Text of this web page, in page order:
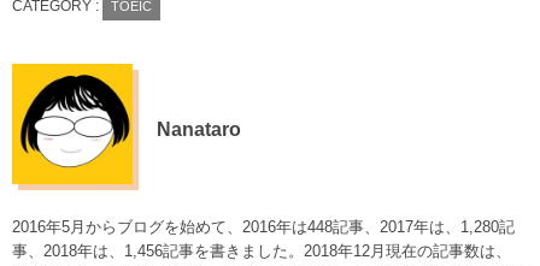
CATEGORY : TOEIC
Nanataro
2016年5月からブログを始めて、2016年は448記事、2017年は、1,280記
事、2018年は、1,456記事を書きました。2018年12月現在の記事数は、